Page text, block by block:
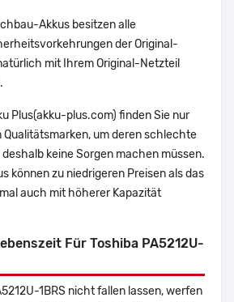
Akkus besitzen alle
der Original-
mit Ihrem Original-Netzteil
Plus(akku-plus.com) finden Sie nur
Qualitätsmarken, um deren schlechte
keine Sorgen machen müssen.
können zu niedrigeren Preisen als das
auch mit höherer Kapazität
Für Toshiba PA5212U-
1BRS nicht fallen lassen, werfen